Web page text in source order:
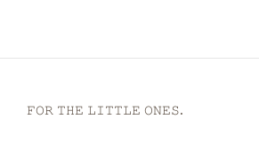
𝙵𝙾𝚁 𝚃𝙷𝙴 𝙻𝙸𝚃𝚃𝙻𝙴 𝙾𝙽𝙴𝚂.